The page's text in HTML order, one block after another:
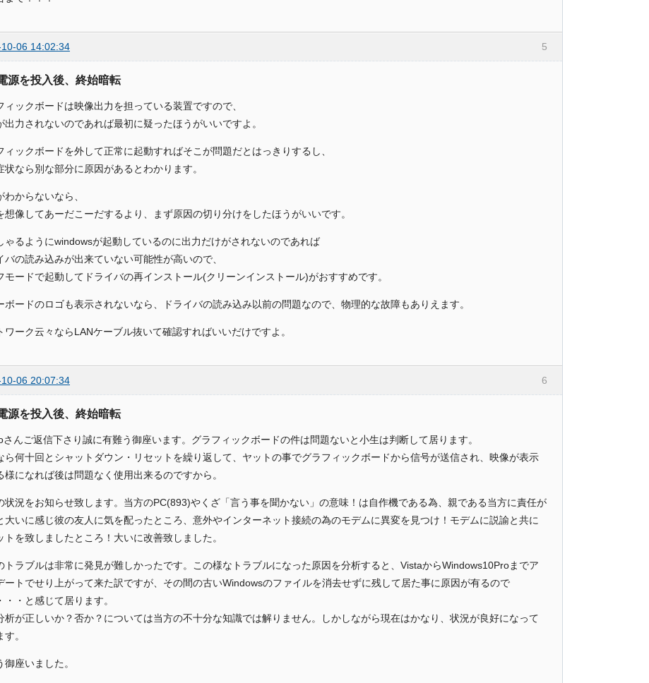
5
06 14:02:34
源を投入後、終始暗転
ィックボードは映像出力を担っている装置ですので、
出力されないのであれば最初に疑ったほうがいいですよ。
ィックボードを外して正常に起動すればそこが問題だとはっきりするし、
状なら別な部分に原因があるとわかります。
わからないなら、
想像してあーだこーだするより、まず原因の切り分けをしたほうがいいです。
ゃるようにwindowsが起動しているのに出力だけがされないのであれば
バの読み込みが出来ていない可能性が高いので、
モードで起動してドライバの再インストール(クリーンインストール)がおすすめです。
ボードのロゴも表示されないなら、ドライバの読み込み以前の問題なので、物理的な故障もありえます。
ワーク云々ならLANケーブル抜いて確認すればいいだけですよ。
6
06 20:07:34
源を投入後、終始暗転
さんご返信下さり誠に有難う御座います。グラフィックボードの件は問題ないと小生は判断して居ります。
ら何十回とシャットダウン・リセットを繰り返して、ヤットの事でグラフィックボードから信号が送信され、映像が表示
様になれば後は問題なく使用出来るのですから。
状況をお知らせ致します。当方のPC(893)やくざ「言う事を聞かない」の意味！は自作機である為、親である当方に責任が
大いに感じ彼の友人に気を配ったところ、意外やインターネット接続の為のモデムに異変を見つけ！モデムに説諭と共に
トを致しましたところ！大いに改善致しました。
トラブルは非常に発見が難しかったです。この様なトラブルになった原因を分析すると、VistaからWindows10Proまでア
ートでせり上がって来た訳ですが、その間の古いWindowsのファイルを消去せずに残して居た事に原因が有るので
・・と感じて居ります。
析が正しいか？否か？については当方の不十分な知識では解りません。しかしながら現在はかなり、状況が良好になって
す。
御座いました。